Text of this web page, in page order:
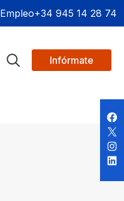
Empleo+34 945 14 28 74
Infórmate